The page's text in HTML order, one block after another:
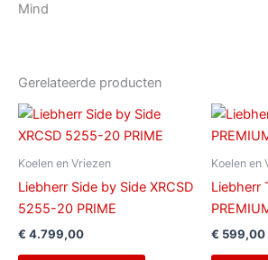
Mind
Gerelateerde producten
Koelen en Vriezen
Liebherr Side by Side XRCSD
5255-20 PRIME
€ 4.799,00
Koelen en
Liebherr
€ 599,00